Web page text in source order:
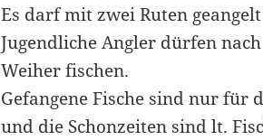
Es darf mit zwei Ruten
Jugendliche Angler dürfen
Weiher fischen.
Gefangene Fische sind nur für
und die Schonzeiten sind lt.